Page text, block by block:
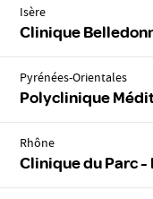
Isère
Clinique
Pyrénées-Orientales
Polyclinique
Rhône
Clinique du Parc -